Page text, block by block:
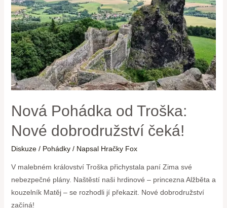
Nová Pohádka od Troška:
Nové dobrodružství čeká!
Diskuze / Pohádky/ Napsal Hračky Fox
V malebném království Troška přichystala paní Zima své
nebezpečné plány. Naštěstí naši hrdinové – princezna Alžběta a
kouzelník Matěj – se rozhodli jí překazit. Nové dobrodružství
začíná!